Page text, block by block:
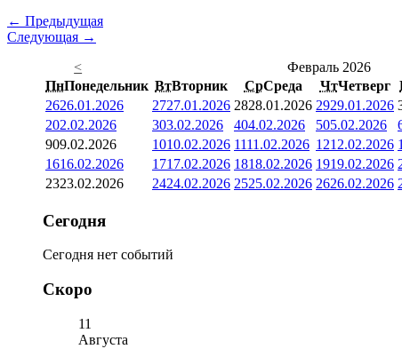
← Предыдущая
Следующая →
<
Февраль 2026
ПнПонедельник ВтВторник СрСреда ЧтЧетверг
2626.01.2026 2727.01.2026 2828.01.2026 2929.01.2026
202.02.2026 303.02.2026 404.02.2026 505.02.2026
909.02.2026 1010.02.2026 1111.02.2026 1212.02.2026
1616.02.2026 1717.02.2026 1818.02.2026 1919.02.2026
2323.02.2026 2424.02.2026 2525.02.2026 2626.02.2026
Сегодня
Сегодня нет событий
Скоро
11
Августа